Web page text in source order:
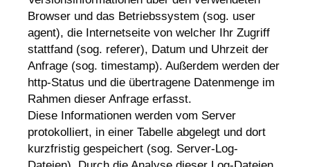
Browser und das Betriebssystem (sog. user
agent), die Internetseite von welcher Ihr Zugriff
stattfand (sog. referer), Datum und Uhrzeit der
Anfrage (sog. timestamp). Außerdem werden der
http-Status und die übertragene Datenmenge im
Rahmen dieser Anfrage erfasst.
Diese Informationen werden vom Server
protokolliert, in einer Tabelle abgelegt und dort
kurzfristig gespeichert (sog. Server-Log-